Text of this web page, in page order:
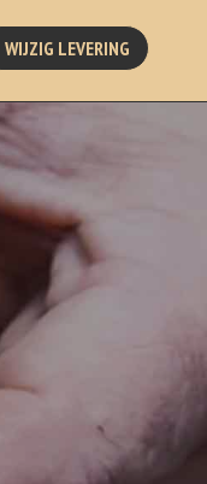
WIJZIG LEVERING